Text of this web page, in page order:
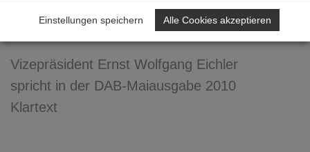
Meine Farbe? ... intensiv
grau!
Vizepräsident Ernst Wolfgang Eichler
spricht in der DAB-Maiausgabe 2010
Klartext
Einstellungen speichern Alle Cookies akzeptieren